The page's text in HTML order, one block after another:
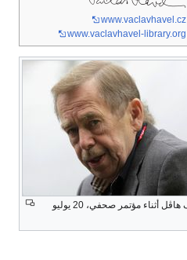
www.vaclavhavel.cz
www.vaclavhavel-library.org
ڤاتسلاڤ هاڤل أثناء مؤتمر صحفي، 20 يوليو